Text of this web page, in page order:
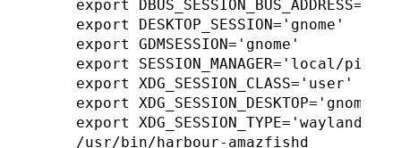
export
export DESKTOP_SESSION='gnome'
export GDMSESSION='gnome'
export SESSION_MANAGER='local/
export XDG_SESSION_CLASS='user'
export XDG_SESSION_DESKTOP='gnome'
export XDG_SESSION_TYPE='wayland'